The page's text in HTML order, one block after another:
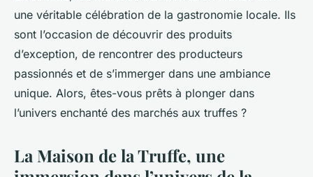
une véritable célébration de la gastronomie locale. Ils
sont l’occasion de découvrir des produits
d’exception, de rencontrer des producteurs
passionnés et de s’immerger dans une ambiance
unique. Alors, êtes-vous prêts à plonger dans
l’univers enchanté des marchés aux truffes ?
La Maison de la Truffe, une